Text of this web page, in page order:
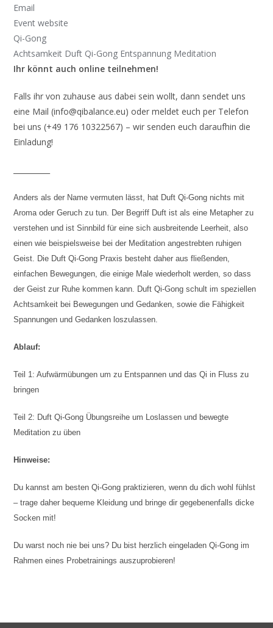
Email
Event website
Qi-Gong
Achtsamkeit Duft Qi-Gong Entspannung Meditation
Ihr könnt auch online teilnehmen!
Falls ihr von zuhause aus dabei sein wollt, dann sendet uns
eine Mail (info@qibalance.eu) oder meldet euch per Telefon
bei uns (+49 176 10322567) – wir senden euch daraufhin die
Einladung!
Anders als der Name vermuten lässt, hat Duft Qi-Gong nichts mit
Aroma oder Geruch zu tun. Der Begriff Duft ist als eine Metapher zu
verstehen und ist Sinnbild für eine sich ausbreitende Leerheit, also
einen wie beispielsweise bei der Meditation angestrebten ruhigen
Geist. Die Duft Qi-Gong Praxis besteht daher aus fließenden,
einfachen Bewegungen, die einige Male wiederholt werden, so dass
der Geist zur Ruhe kommen kann. Duft Qi-Gong schult im speziellen
Achtsamkeit bei Bewegungen und Gedanken, sowie die Fähigkeit
Spannungen und Gedanken loszulassen.
Ablauf:
Teil 1: Aufwärmübungen um zu Entspannen und das Qi in Fluss zu
bringen
Teil 2: Duft Qi-Gong Übungsreihe um Loslassen und bewegte
Meditation zu üben
Hinweise:
Du kannst am besten Qi-Gong praktizieren, wenn du dich wohl fühlst
– trage daher bequeme Kleidung und bringe dir gegebenenfalls dicke
Socken mit!
Du warst noch nie bei uns? Du bist herzlich eingeladen Qi-Gong im
Rahmen eines Probetrainings auszuprobieren!